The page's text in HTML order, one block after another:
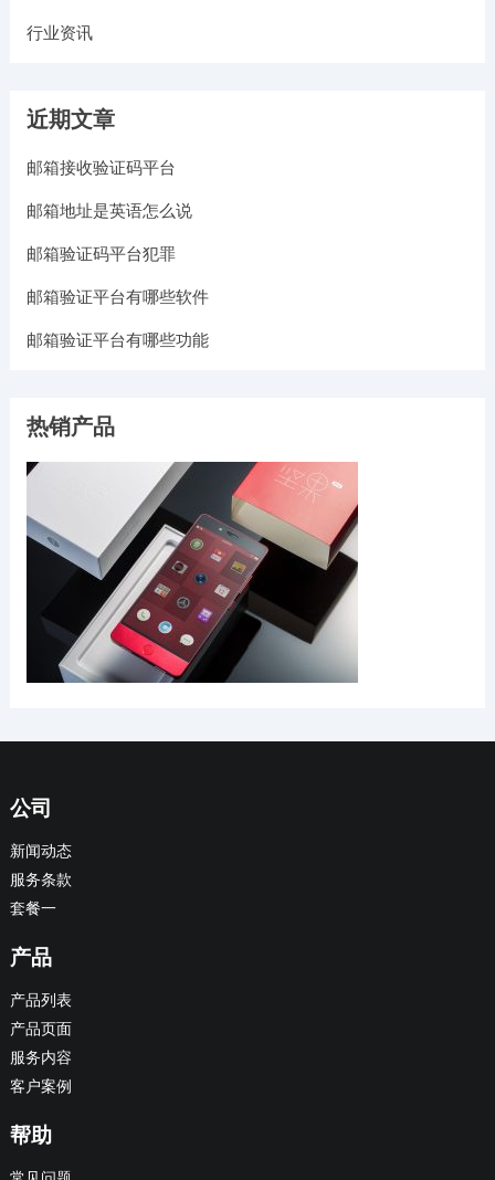
行业资讯
近期文章
邮箱接收验证码平台
邮箱地址是英语怎么说
邮箱验证码平台犯罪
邮箱验证平台有哪些软件
邮箱验证平台有哪些功能
热销产品
公司
新闻动态
服务条款
套餐一
产品
产品列表
产品页面
服务内容
客户案例
帮助